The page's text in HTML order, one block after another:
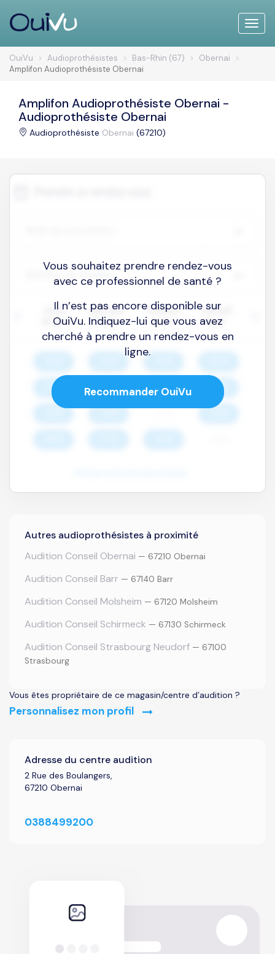
Toggle
OuiVu Audioprothésistes Bas-Rhin (67)
Obernai
Amplifon Audioprothésiste Obernai
Amplifon Audioprothésiste Obernai -
Audioprothésiste Obernai
Audioprothésiste Obernai (67210)
Vous souhaitez prendre rendez-vous
avec ce professionnel de santé ?
Il n’est pas encore disponible sur
OuiVu. Indiquez-lui que vous avez
cherché à prendre un rendez-vous en
ligne.
Recommander OuiVu
Autres audioprothésistes à proximité
Audition Conseil Obernai — 67210 Obernai
Audition Conseil Barr — 67140 Barr
Audition Conseil Molsheim — 67120 Molsheim
Audition Conseil Schirmeck — 67130 Schirmeck
Audition Conseil Strasbourg Neudorf — 67100
Strasbourg
Vous êtes propriétaire de ce magasin/centre d’audition ?
Personnalisez mon profil
Adresse du centre audition
2 Rue des Boulangers,
67210 Obernai
0388499200